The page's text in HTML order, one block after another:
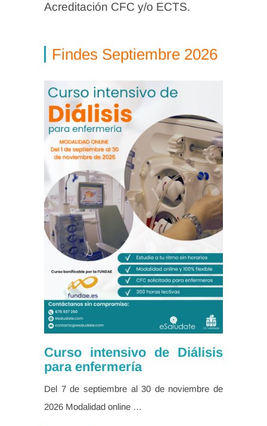
Acreditación CFC y/o ECTS.
Findes Septiembre 2026
Curso intensivo de Diálisis
para enfermería
Del 7 de septiembre al 30 de noviembre de
2026 Modalidad online …